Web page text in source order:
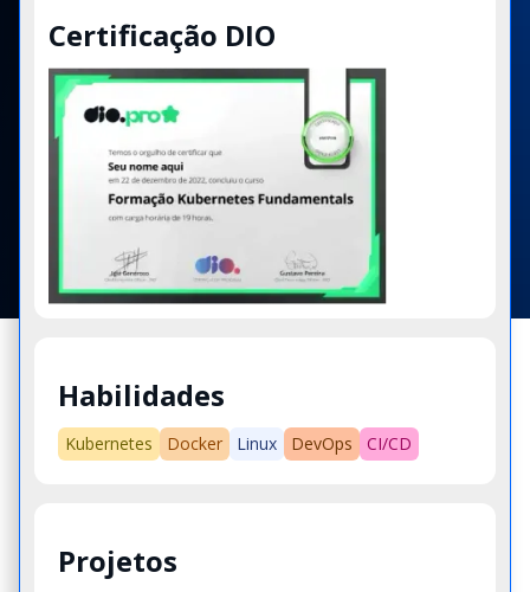
Certificação DIO
Habilidades
Kubernetes Docker Linux DevOps CI/CD
Projetos